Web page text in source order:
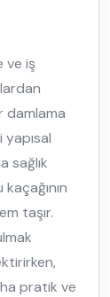
ve iş
damlama
sağlık
taşır.
pratik ve